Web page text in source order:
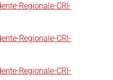
Regionale-CRI-
Regionale-CRI-
Regionale-CRI-